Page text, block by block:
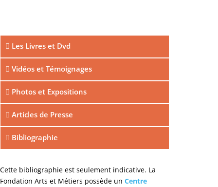
Les Livres et Dvd
Vidéos et Témoignages
Photos et Expositions
Articles de Presse
Bibliographie
Cette bibliographie est seulement indicative. La
Fondation Arts et Métiers possède un Centre